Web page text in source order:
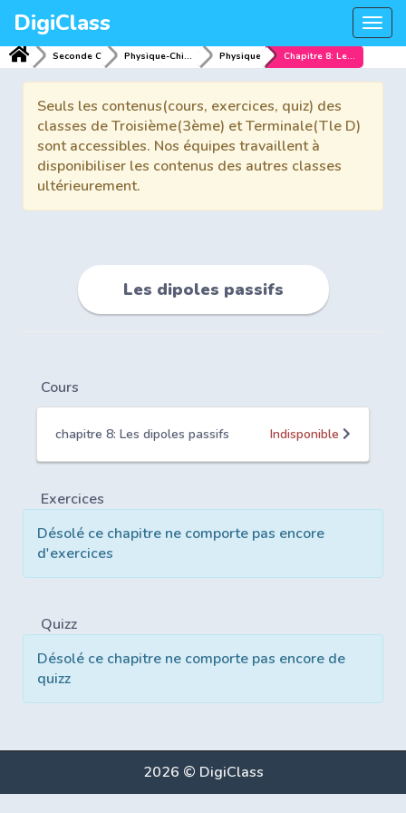
DigiClass
Seconde C Physique-Chimie Physique Chapitre 8: Les dipoles passifs
Seuls les contenus(cours, exercices, quiz) des
classes de Troisième(3ème) et Terminale(Tle D)
sont accessibles. Nos équipes travaillent à
disponibiliser les contenus des autres classes
ultérieurement.
Les dipoles passifs
Cours
chapitre 8: Les dipoles passifs Indisponible
Exercices
Désolé ce chapitre ne comporte pas encore
d'exercices
Quizz
Désolé ce chapitre ne comporte pas encore de
quizz
2026 © DigiClass